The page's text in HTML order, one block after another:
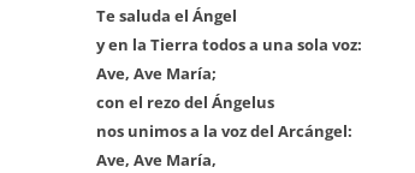
Te saluda el Ángel
y en la Tierra todos a una sola voz:
Ave, Ave María;
con el rezo del Ángelus
nos unimos a la voz del Arcángel:
Ave, Ave María,